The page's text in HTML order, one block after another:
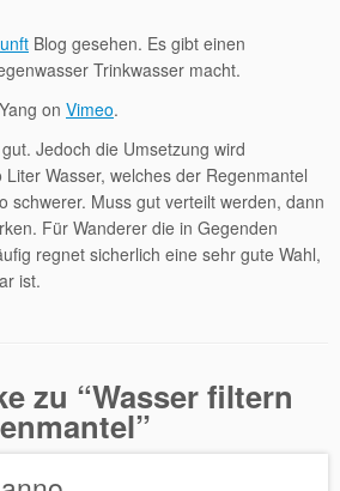
Blog gesehen. Es gibt einen
Trinkwasser macht.
on Vimeo.
Jedoch die Umsetzung wird
Wasser, welches der Regenmantel
schwerer. Muss gut verteilt werden, dann
Für Wanderer die in Gegenden
regnet sicherlich eine sehr gute Wahl,
ist.
zu “Wasser filtern
”